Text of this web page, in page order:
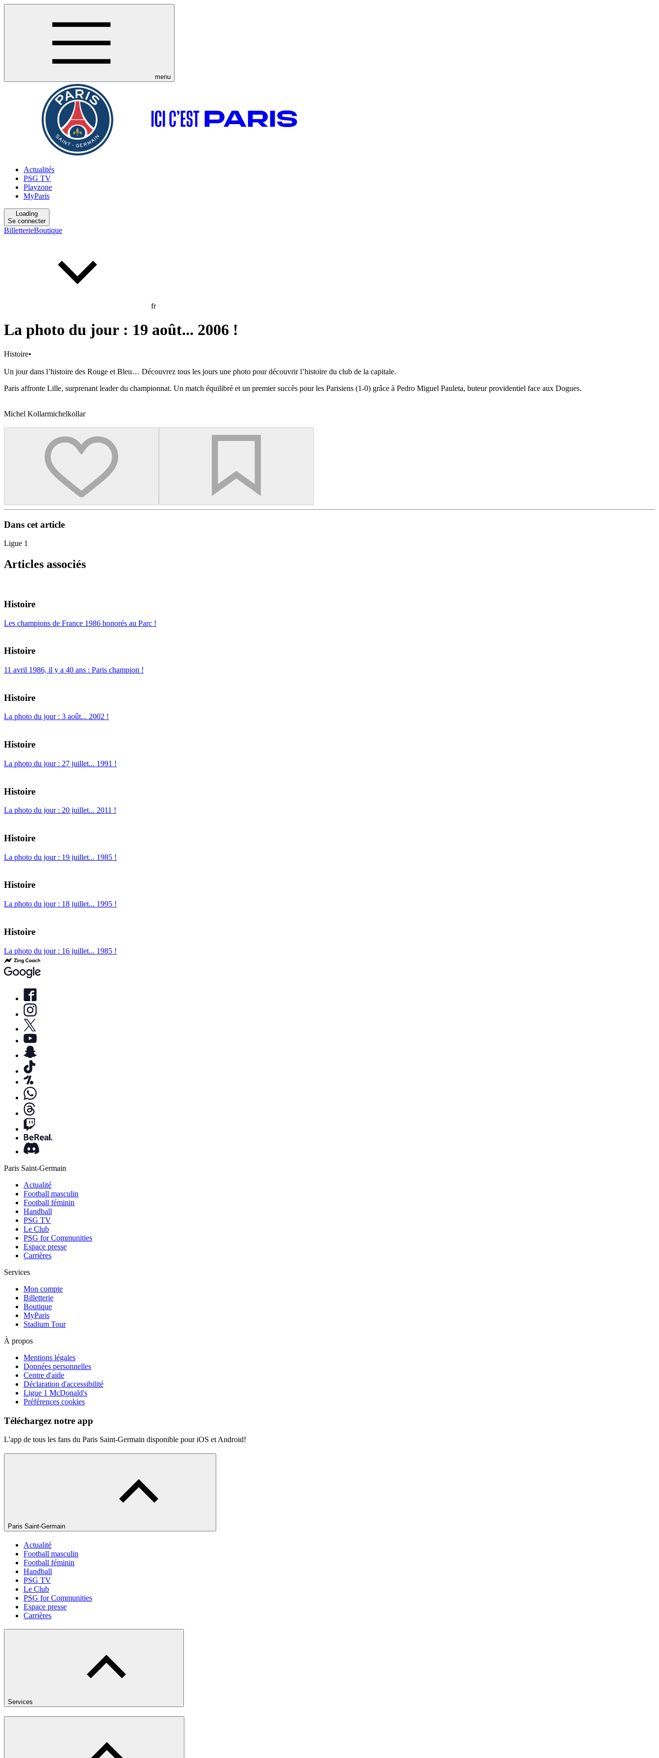
menu
Actualités
PSG TV
Playzone
MyParis
Loading
Se connecter
BilletterieBoutique
fr
La photo du jour : 19 août... 2006 !
Histoire•
Un jour dans l’histoire des Rouge et Bleu… Découvrez tous les jours une photo pour découvrir l’histoire du club de la capitale.
Paris affronte Lille, surprenant leader du championnat. Un match équilibré et un premier succès pour les Parisiens (1-0) grâce à Pedro Miguel Pauleta, buteur providentiel face aux Dogues.
Michel Kollarmichelkollar
Dans cet article
Ligue 1
Articles associés
Histoire
Les champions de France 1986 honorés au Parc !
Histoire
11 avril 1986, il y a 40 ans : Paris champion !
Histoire
La photo du jour : 3 août... 2002 !
Histoire
La photo du jour : 27 juillet... 1991 !
Histoire
La photo du jour : 20 juillet... 2011 !
Histoire
La photo du jour : 19 juillet... 1985 !
Histoire
La photo du jour : 18 juillet... 1995 !
Histoire
La photo du jour : 16 juillet... 1985 !
Paris Saint-Germain
Actualité
Football masculin
Football féminin
Handball
PSG TV
Le Club
PSG for Communities
Espace presse
Carrières
Services
Mon compte
Billetterie
Boutique
MyParis
Stadium Tour
À propos
Mentions légales
Données personnelles
Centre d'aide
Déclaration d'accessibilité
Ligue 1 McDonald's
Préférences cookies
Téléchargez notre app
L'app de tous les fans du Paris Saint-Germain disponible pour iOS et Android!
Paris Saint-Germain
Actualité
Football masculin
Football féminin
Handball
PSG TV
Le Club
PSG for Communities
Espace presse
Carrières
Services